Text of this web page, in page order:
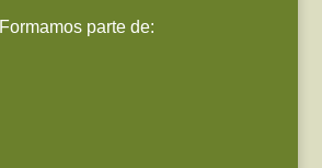
Formamos parte de: